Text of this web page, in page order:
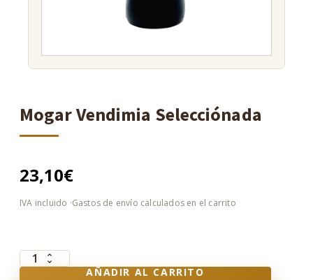
Mogar Vendimia Selecciónada
23,10€
Mogar
AÑADIR AL CARRITO